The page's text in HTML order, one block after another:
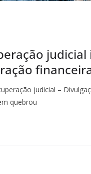
judicial –
quebrou